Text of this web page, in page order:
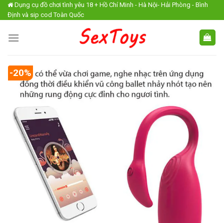
Skip
to
Dụng cụ đồ chơi tình yêu 18 + Hồ Chí Minh - Hà Nội- Hải Phòng - Bình
Định và sip cod Toàn Quốc
-20%